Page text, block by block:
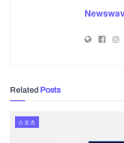
Related Posts
스포츠